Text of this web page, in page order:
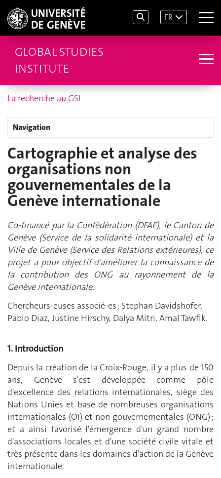
FR
GLOBAL STUDIES
INSTITUTE
La recherche au GSI
Navigation
Cartographie et analyse des
organisations non
gouvernementales de la
Genève internationale
Co-financé par la Confédération (DFAE), le Canton de
Genève (Service de la solidarité internationale) et la
Ville de Genève (Service des Relations extérieures), ce
projet a pour objectif d'améliorer la connaissance de
la contribution des ONG au rayonnement de la
Genève internationale.
Chercheurs-euses associé-es : Stephan Davidshofer,
Pablo Diaz, Justine Hirschy, Dalya Mitri, Amal Tawfik.
1. Introduction
Depuis la création de la Croix-Rouge, il y a plus de 150
ans, Genève s'est développée comme pôle
d'excellence des relations internationales, siège des
Nations Unies et base de nombreuses organisations
internationales (OI) et non gouvernementales (ONG) ;
et a ainsi favorisé l'émergence d'un grand nombre
d'associations locales et d'une société civile vitale et
très présente dans les domaines d'action de la Genève
internationale.